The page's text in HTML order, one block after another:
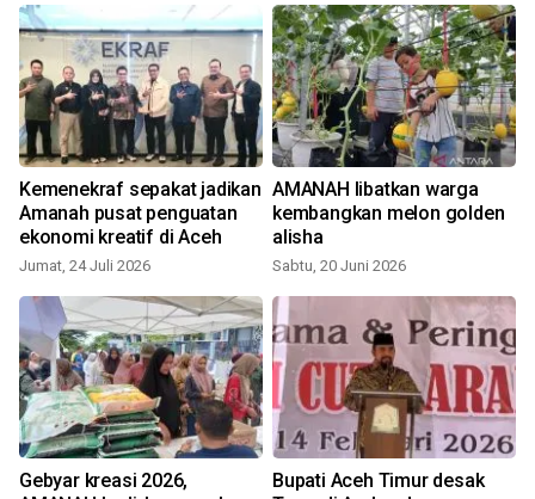
Kemenekraf sepakat jadikan
Amanah pusat penguatan
ekonomi kreatif di Aceh
Jumat, 24 Juli 2026
AMANAH libatkan warga
kembangkan melon golden
alisha
Sabtu, 20 Juni 2026
Gebyar kreasi 2026,
Bupati Aceh Timur desak